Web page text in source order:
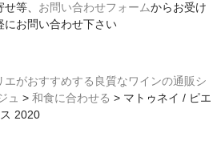
等、 お問い合わせフォームからお受け
にお問い合わせ下さい
エがおすすめする良質なワインの通販シ
ュ > 和食に合わせる > マトゥネイ / ピエ
2020